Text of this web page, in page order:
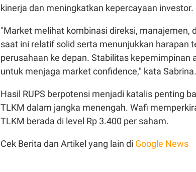
kinerja dan meningkatkan kepercayaan investor.
"Market melihat kombinasi direksi, manajemen,
saat ini relatif solid serta menunjukkan harapan
perusahaan ke depan. Stabilitas kepemimpinan
untuk menjaga market confidence," kata Sabrina.
Hasil RUPS berpotensi menjadi katalis penting
TLKM dalam jangka menengah. Wafi
TLKM berada di level Rp 3.400 per saham.
Cek Berita dan Artikel yang lain di Google News